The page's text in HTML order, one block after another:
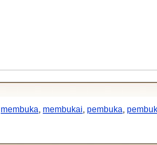
membuka membukai pembuka